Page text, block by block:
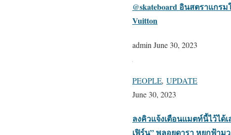
@skateboard อินสตราแกร
Vuitton
admin June 30, 2023
PEOPLE, UPDATE
June 30, 2023
ลงคิวแจ้งเตือนแมตท์นี้ไว้ไ
เฟิร์น” พลอยดารา หยกฟ้าม